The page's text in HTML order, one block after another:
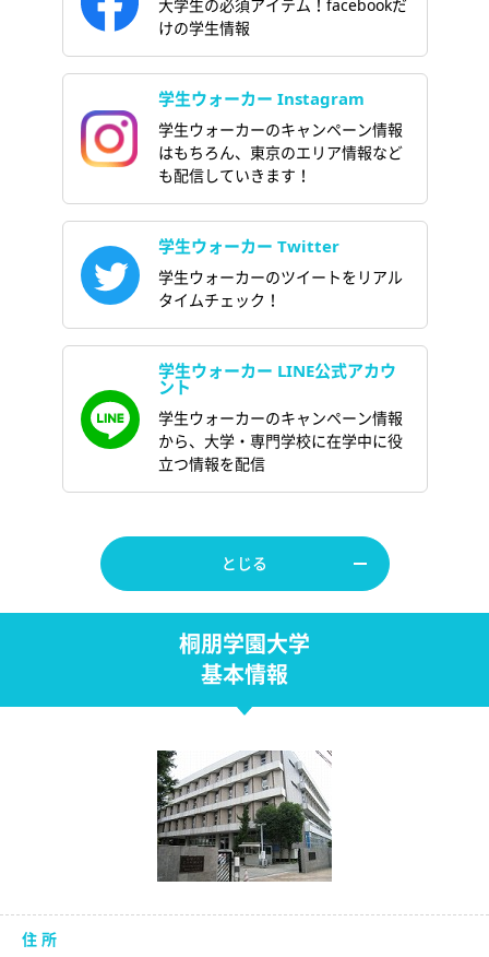
大学生の必須アイテム！facebookだ
けの学生情報
学生ウォーカー Instagram
学生ウォーカーのキャンペーン情報
はもちろん、東京のエリア情報など
も配信していきます！
学生ウォーカー Twitter
学生ウォーカーのツイートをリアル
タイムチェック！
学生ウォーカー LINE公式アカウ
ント
学生ウォーカーのキャンペーン情報
から、大学・専門学校に在学中に役
立つ情報を配信
とじる
桐朋学園大学
基本情報
住 所